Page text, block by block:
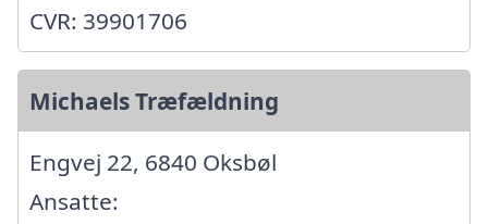
CVR: 39901706
Michaels Træfældning
Engvej 22, 6840 Oksbøl
Ansatte: